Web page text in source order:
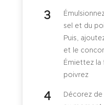
sel et du
Puis,
et le
Émiettez la
poivrez
Décorez